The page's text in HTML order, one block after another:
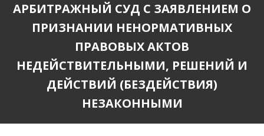
АРБИТРАЖНЫЙ СУД С ЗАЯВЛЕНИЕМ О
ПРИЗНАНИИ НЕНОРМАТИВНЫХ
ПРАВОВЫХ АКТОВ
НЕДЕЙСТВИТЕЛЬНЫМИ, РЕШЕНИЙ И
ДЕЙСТВИЙ (БЕЗДЕЙСТВИЯ)
НЕЗАКОННЫМИ